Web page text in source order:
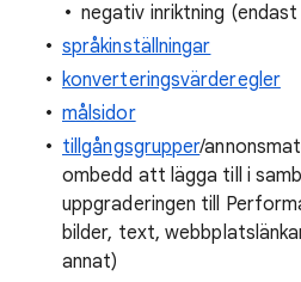
negativ inriktning
språkinställningar
konverteringsvärderegler
målsidor
tillgångsgrupper/
ombedd att lägga till i
uppgraderingen till
bilder, text,
annat)